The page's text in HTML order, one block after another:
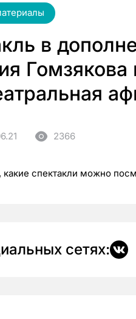
в
Гомзякова
2366
какие спектакли можно
сетях: